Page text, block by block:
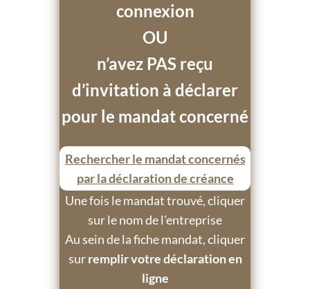
connexion
OU
n’avez PAS reçu
d’invitation à déclarer
pour le mandat concerné
Rechercher le mandat concernés
par la déclaration de créance
Une fois le mandat trouvé, cliquer
sur le nom de l'entreprise
Au sein de la fiche mandat, cliquer
surremplir votre déclaration en
ligne